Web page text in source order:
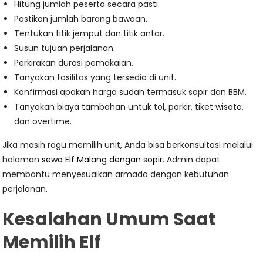
Hitung jumlah peserta secara pasti.
Pastikan jumlah barang bawaan.
Tentukan titik jemput dan titik antar.
Susun tujuan perjalanan.
Perkirakan durasi pemakaian.
Tanyakan fasilitas yang tersedia di unit.
Konfirmasi apakah harga sudah termasuk sopir dan BBM.
Tanyakan biaya tambahan untuk tol, parkir, tiket wisata,
dan overtime.
Jika masih ragu memilih unit, Anda bisa berkonsultasi melalui
halamansewa Elf Malang dengan sopir. Admin dapat
membantu menyesuaikan armada dengan kebutuhan
perjalanan.
Kesalahan Umum Saat
Memilih Elf